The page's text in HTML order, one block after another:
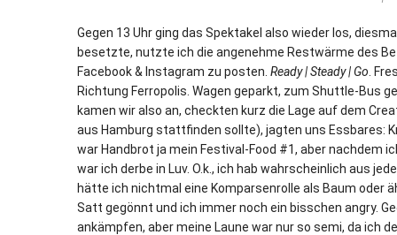
Gegen 13 Uhr ging das Spektakel also wieder los,
besetzte, nutzte ich die angenehme Restwärme des
Facebook & Instagram zu posten. Ready | Steady | Go .
Richtung Ferropolis. Wagen geparkt, zum Shuttle-Bus
kamen wir also an, checkten kurz die Lage auf dem
aus Hamburg stattfinden sollte), jagten uns Essbares:
war Handbrot ja mein Festival-Food #1, aber nachdem
war ich derbe in Luv. O.k., ich hab wahrscheinlich aus
hätte ich nichtmal eine Komparsenrolle als Baum oder
Satt gegönnt und ich immer noch ein bisschen angry.
ankämpfen, aber meine Laune war nur so semi, da